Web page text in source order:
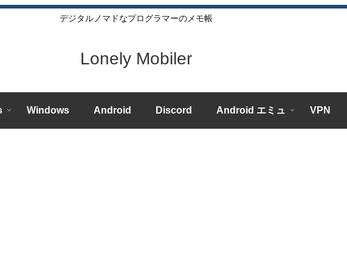
デジタルノマドなプログラマーのメモ帳
Lonely Mobiler
Windows Android Discord Android エミュ VPN